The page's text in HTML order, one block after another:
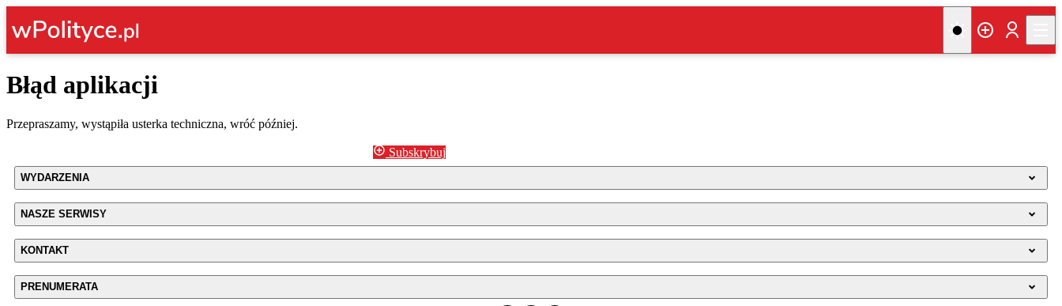
Błąd aplikacji
Przepraszamy, wystąpiła usterka techniczna, wróć później.
Subskrybuj
WYDARZENIA
NASZE SERWISY
KONTAKT
PRENUMERATA